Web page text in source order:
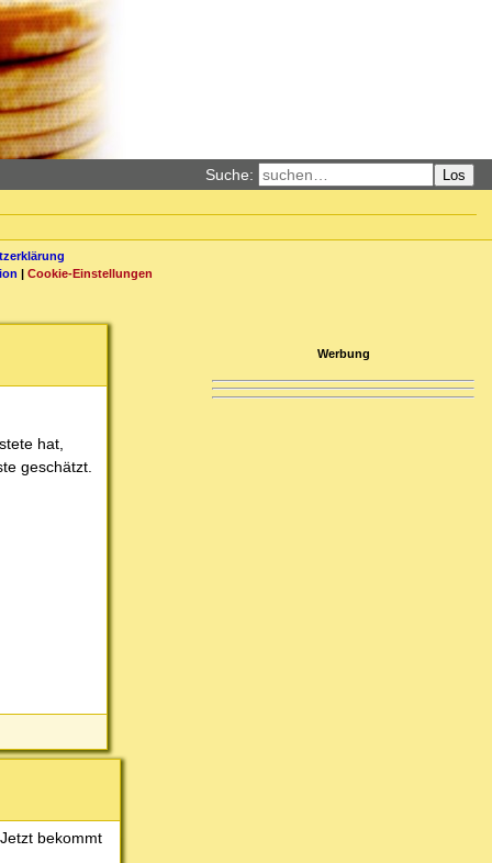
Suche: Los
| Cookie-Einstellungen
hat,
geschätzt.
bekommt
Werbung